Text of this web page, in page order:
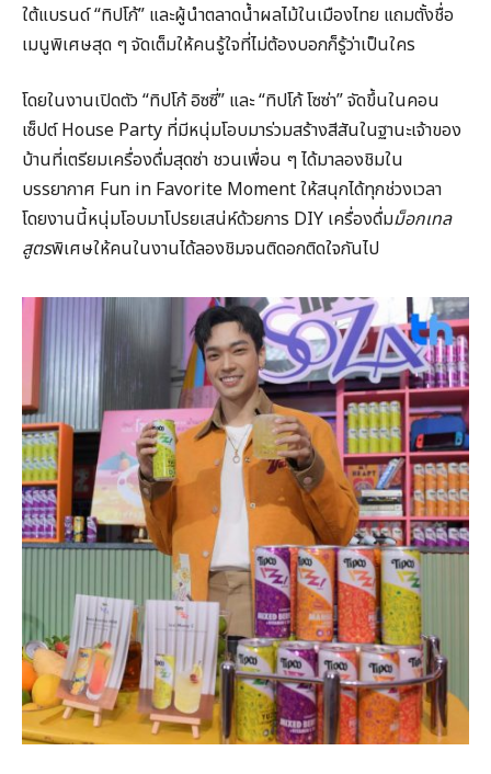
ใต้แบรนด์ “ทิปโก้” และผู้นำตลาดน้ำผลไม้ในเมืองไทย แถมตั้งชื่อ
เมนูพิเศษสุด ๆ จัดเต็มให้คนรู้ใจที่ไม่ต้องบอกก็รู้ว่าเป็นใคร
โดยในงานเปิดตัว “ทิปโก้ อิซซี่” และ “ทิปโก้ โซซ่า” จัดขึ้นในคอน
เซ็ปต์ House Party ที่มีหนุ่มโอบมาร่วมสร้างสีสันในฐานะเจ้าของ
บ้านที่เตรียมเครื่องดื่มสุดซ่า ชวนเพื่อน ๆ ได้มาลองชิมใน
บรรยากาศ Fun in Favorite Moment ให้สนุกได้ทุกช่วงเวลา
โดยงานนี้หนุ่มโอบมาโปรยเสน่ห์ด้วยการ DIY เครื่องดื่มม็อกเทล
สูตรพิเศษให้คนในงานได้ลองชิมจนติดอกติดใจกันไป